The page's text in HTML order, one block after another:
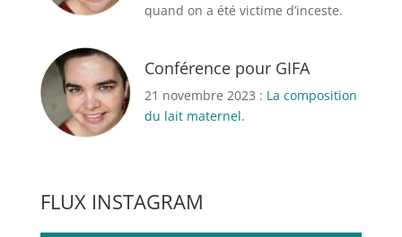
quand on a été victime d’inceste.
Conférence pour GIFA
21 novembre 2023 : La composition
du lait maternel.
FLUX INSTAGRAM